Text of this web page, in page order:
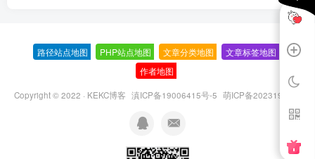
路径站点地图 PHP站点地图 文章分类地图 文章标签地图
作者地图
Copyright © 2022 · KEKC博客 滇ICP备19006415号-5 萌ICP备20231995号